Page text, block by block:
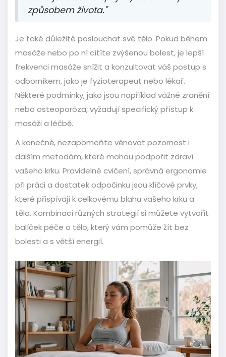
způsobem života."
Je také důležité poslouchat své tělo. Pokud během
masáže nebo po ní cítíte zvýšenou bolest, je lepší
frekvenci masáže snížit a konzultovat váš postup s
odborníkem, jako je fyzioterapeut nebo lékař.
Některé podmínky, jako jsou například vážné zranění
nebo osteoporóza, vyžadují specifický přístup k
masáži a léčbě.
A konečně, nezapomeňte věnovat pozornost i
dalším metodám, které mohou podpořit zdraví
vašeho krku. Pravidelné cvičení, správná ergonomie
při práci a dostatek odpočinku jsou klíčové prvky,
které přispívají k celkovému blahu vašeho krku a
těla. Kombinací různých strategií si můžete vytvořit
balíček péče o tělo, který vám pomůže žít bez
bolesti a s větší energií.